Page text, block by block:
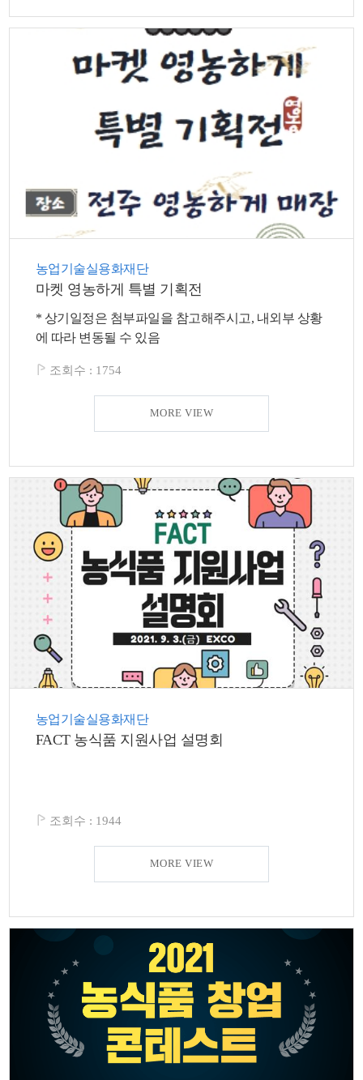
농업기술실용화재단
마켓 영농하게 특별 기획전
* 상기일정은 첨부파일을 참고해주시고, 내외부 상황
에 따라 변동될 수 있음
조회수 : 1754
MORE VIEW
농업기술실용화재단
FACT 농식품 지원사업 설명회
조회수 : 1944
MORE VIEW